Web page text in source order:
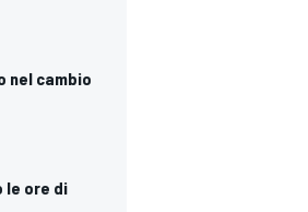
nel cambio
le ore di